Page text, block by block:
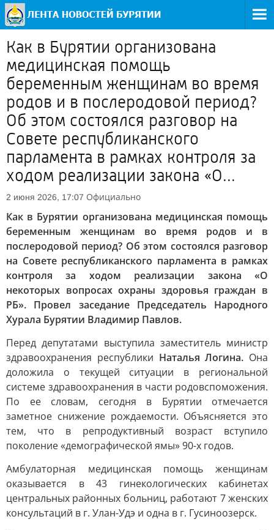
Как в Бурятии организована
медицинская помощь
беременным женщинам во время
родов и в послеродовой период?
Об этом состоялся разговор на
Совете республиканского
парламента в рамках контроля за
ходом реализации закона «О...
2 июня 2026, 17:07 Официально
Как в Бурятии организована медицинская помощь
беременным женщинам во время родов и в
послеродовой период? Об этом состоялся разговор
на Совете республиканского парламента в рамках
контроля за ходом реализации закона «О
некоторых вопросах охраны здоровья граждан в
РБ». Провел заседание Председатель Народного
Хурала Бурятии Владимир Павлов.
Перед депутатами выступила заместитель министр
здравоохранения республики Наталья Логина. Она
доложила о текущей ситуации в региональной
системе здравоохранения в части родовспоможения.
По ее словам, сегодня в Бурятии отмечается
заметное снижение рождаемости. Объясняется это
тем, что в репродуктивный возраст вступило
поколение «демографической ямы» 90-х годов.
Амбулаторная медицинская помощь женщинам
оказывается в 43 гинекологических кабинетах
центральных районных больниц, работают 7 женских
консультаций в г. Улан-Удэ и одна в г. Гусиноозерск.